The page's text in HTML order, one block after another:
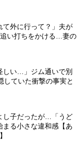
て外に行って？」夫が
い打ちをかける…妻の
しい…」ジム通いで別
していた衝撃の事実と
し子だったが…「うど
まる小さな違和感【あ